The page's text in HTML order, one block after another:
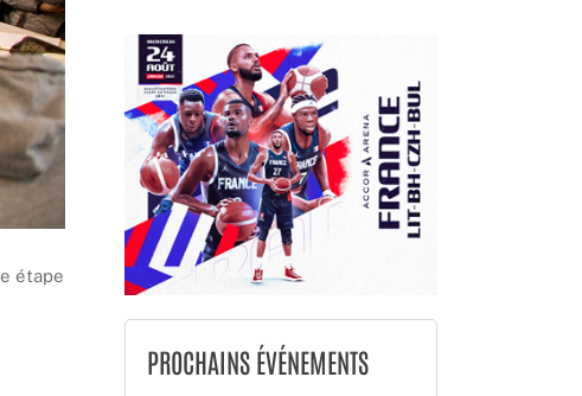
étape
PROCHAINS ÉVÉNEMENTS